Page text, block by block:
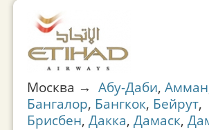
Москва → Абу-Даби, Амман
Бангалор, Бангкок, Бейрут,
Брисбен, Дакка, Дамаск,